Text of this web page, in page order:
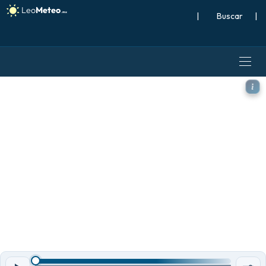
| |
ICON modelo - Estados